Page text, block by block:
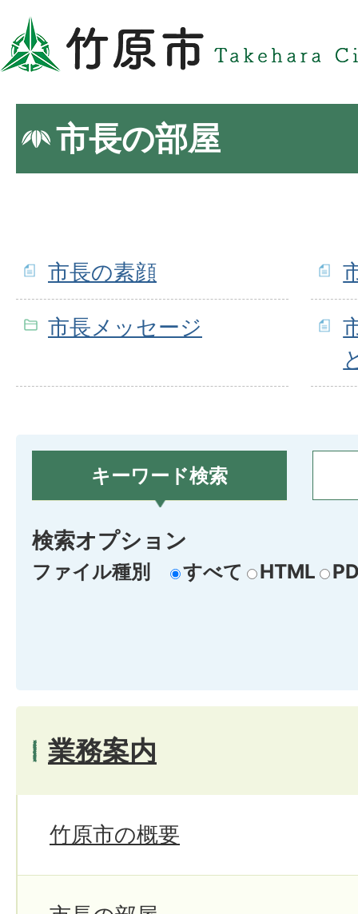
市長の部屋
市長の素顔
市長メッセージ
キーワード検索
検索オプション
ファイル種別 すべて HTML
業務案内
竹原市の概要